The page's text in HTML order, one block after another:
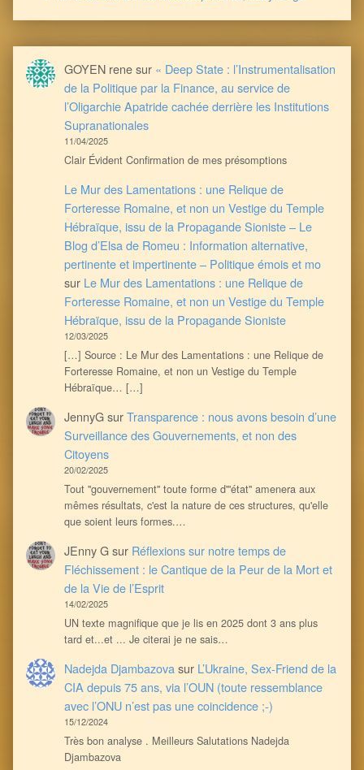
GOYEN renesur « Deep State : l’Instrumentalisation
de la Politique par la Finance, au service de
l’Oligarchie Apatride cachée derrière les Institutions
Supranationales
11/04/2025
Clair Évident Confirmation de mes présomptions
Le Mur des Lamentations : une Relique de
Forteresse Romaine, et non un Vestige du Temple
Hébraïque, issu de la Propagande Sioniste – Le
Blog d’Elsa de Romeu : Information alternative,
pertinente et impertinente – Politique émois et mo
sur Le Mur des Lamentations : une Relique de
Forteresse Romaine, et non un Vestige du Temple
Hébraïque, issu de la Propagande Sioniste
12/03/2025
[…] Source : Le Mur des Lamentations : une Relique de
Forteresse Romaine, et non un Vestige du Temple
Hébraïque… […]
JennyGsurTransparence : nous avons besoin d’une
Surveillance des Gouvernements, et non des
Citoyens
20/02/2025
Tout ''gouvernement'' toute forme d'''état'' amenera aux
mêmes résultats, c'est la nature de ces structures, qu'elle
que soient leurs formes.…
JEnny Gsur Réflexions sur notre temps de
Fléchissement : le Cantique de la Peur de la Mort et
de la Vie de l’Esprit
14/02/2025
UN texte magnifique que je lis en 2025 dont 3 ans plus
tard et...et ... Je citerai je ne sais…
Nadejda Djambazova sur L’Ukraine, Sex-Friend de la
CIA depuis 75 ans, via l’OUN (toute ressemblance
avec l’ONU n’est pas une coincidence ;-)
15/12/2024
Très bon analyse . Meilleurs Salutations Nadejda
Djambazova